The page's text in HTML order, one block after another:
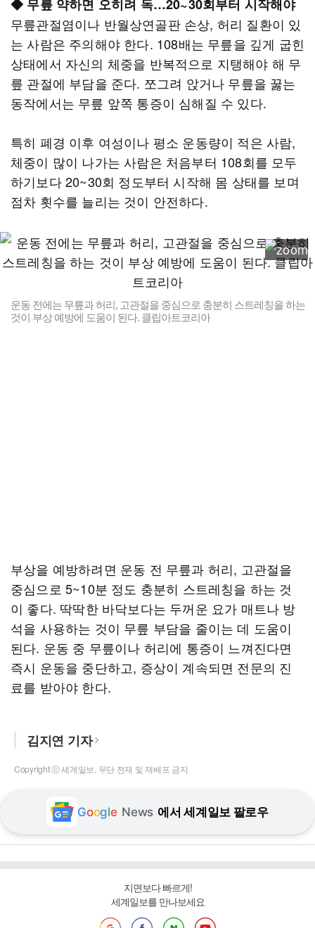
◆ 무릎 약하면 오히려 독…20~30회부터 시작해야
무릎관절염이나 반월상연골판 손상, 허리 질환이 있
는 사람은 주의해야 한다. 108배는 무릎을 깊게 굽힌
상태에서 자신의 체중을 반복적으로 지탱해야 해 무
릎 관절에 부담을 준다. 쪼그려 앉거나 무릎을 꿇는
동작에서는 무릎 앞쪽 통증이 심해질 수 있다.
특히 폐경 이후 여성이나 평소 운동량이 적은 사람,
체중이 많이 나가는 사람은 처음부터 108회를 모두
하기보다 20~30회 정도부터 시작해 몸 상태를 보며
점차 횟수를 늘리는 것이 안전하다.
운동 전에는 무릎과 허리, 고관절을 중심으로 충분히 스트레칭을 하는
것이 부상 예방에 도움이 된다. 클립아트코리아
부상을 예방하려면 운동 전 무릎과 허리, 고관절을
중심으로 5~10분 정도 충분히 스트레칭을 하는 것
이 좋다. 딱딱한 바닥보다는 두꺼운 요가 매트나 방
석을 사용하는 것이 무릎 부담을 줄이는 데 도움이
된다. 운동 중 무릎이나 허리에 통증이 느껴진다면
즉시 운동을 중단하고, 증상이 계속되면 전문의 진
료를 받아야 한다.
김지연 기자
Copyright ⓒ 세계일보. 무단 전재 및 재배포 금지
Google News 에서 세계일보 팔로우
지면보다 빠르게!
세계일보를 만나보세요